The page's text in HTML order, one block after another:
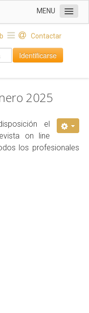
MENU
Contactar
Identificarse
2025
el
on line
los profesionales